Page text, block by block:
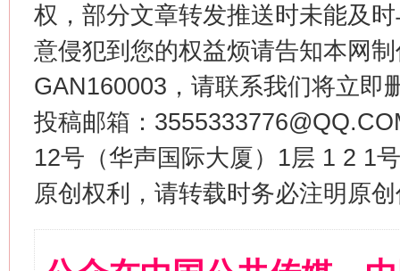
权，部分文章转发推送时未能及
意侵犯到您的权益烦请告知本网
GAN160003，请联系我们将立即
投稿邮箱：
12号（华声国际大厦）1层 1 2 1
原创权利，请转载时务必注明原